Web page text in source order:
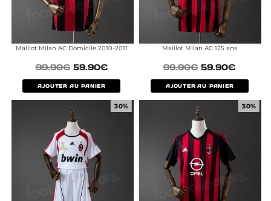
Maillot Milan AC Domicile 2010-2011
99.90€ 59.90€
AJOUTER AU PANIER
Maillot Milan AC 125 ans
99.90€ 59.90€
AJOUTER AU PANIER
30% 30%